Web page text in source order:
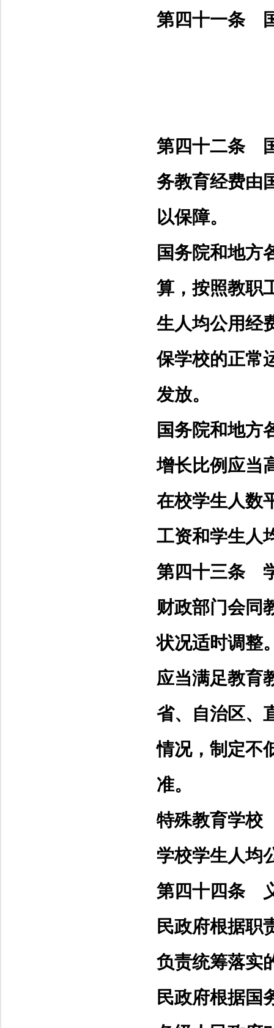
第四十一条
第四十二条
务教育经费由
以保障。
国务院和地方
算，按照教职
生人均公用经
保学校的正常
发放。
国务院和地方
增长比例应当
在校学生人数
工资和学生人
第四十三条
财政部门会同
状况适时调整
应当满足教育
省、自治区、
情况，制定不
准。
特殊教育学校
学校学生人均
第四十四条
民政府根据职
负责统筹落实
民政府根据国